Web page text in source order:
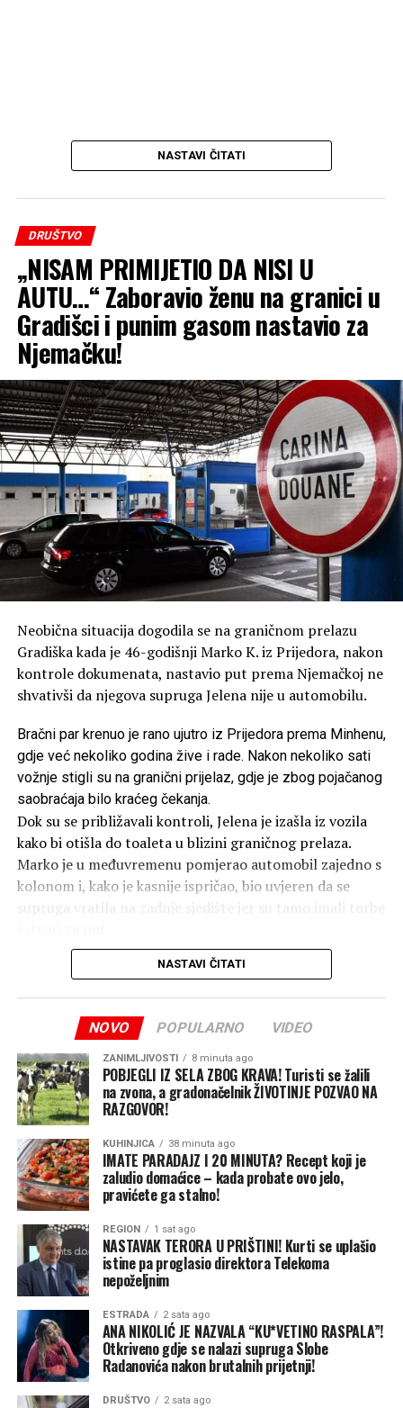
NASTAVI ČITATI
DRUŠTVO
„NISAM PRIMIJETIO DA NISI U
AUTU…“ Zaboravio ženu na granici u
Gradišci i punim gasom nastavio za
Njemačku!
Neobična situacija dogodila se na graničnom prelazu
Gradiška kada je 46-godišnji Marko K. iz Prijedora, nakon
kontrole dokumenata, nastavio put prema Njemačkoj ne
shvativši da njegova supruga Jelena nije u automobilu.
Bračni par krenuo je rano ujutro iz Prijedora prema Minhenu,
gdje već nekoliko godina žive i rade. Nakon nekoliko sati
vožnje stigli su na granični prijelaz, gdje je zbog pojačanog
saobraćaja bilo kraćeg čekanja.
Dok su se približavali kontroli, Jelena je izašla iz vozila
kako bi otišla do toaleta u blizini graničnog prelaza.
Marko je u međuvremenu pomjerao automobil zajedno s
kolonom i, kako je kasnije ispričao, bio uvjeren da se
supruga vratila na zadnje sjedište jer su tamo imali torbe
Nakon završene kontrole dokumenata nastavio je prema
Tek nekoliko kilometara poslije granice Marko je
pokušao razgovarati sa suprugom, ali odgovora nije bilo.
Kada se okrenuo prema zadnjem dijelu automobila,
shvatio je da Jelene nema.
U prvom trenutku pomislio je da je riječ o nesporazumu,
a zatim je zaustavio automobil na prvom sigurnom
mjestu i nazvao suprugu.
Jelena je još uvijek bila na području graničnog prijelaza i
pokušavala saznati gdje je njen suprug.
„Mislila sam da se šali. Izašla sam na nekoliko minuta,
vratila se, a auta nema. Prvo sam pomislila da je samo
pomjerio vozilo naprijed. Onda sam shvatila da je
stvarno prešao granicu bez mene“, ispričala je kroz
smijeh.
NASTAVI ČITATI
NOVO POPULARNO VIDEO
ZANIMLJIVOSTI 8 minuta ago
POBJEGLI IZ SELA ZBOG KRAVA! Turisti se žalili
na zvona, a gradonačelnik ŽIVOTINJE POZVAO NA
RAZGOVOR!
KUHINJICA 38 minuta ago
IMATE PARADAJZ I 20 MINUTA? Recept koji je
zaludio domaćice – kada probate ovo jelo,
pravićete ga stalno!
REGION 1 sat ago
NASTAVAK TERORA U PRIŠTINI! Kurti se uplašio
istine pa proglasio direktora Telekoma
nepoželjnim
ESTRADA 2 sata ago
ANA NIKOLIĆ JE NAZVALA “KU*VETINO RASPALA”!
Otkriveno gdje se nalazi supruga Slobe
Radanovića nakon brutalnih prijetnji!
DRUŠTVO 2 sata ago